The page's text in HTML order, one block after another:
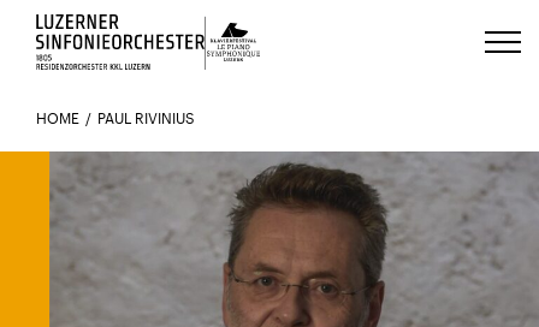
Luzerns Klavierfestival «Le Piano
HOME PAUL RIVINIUS